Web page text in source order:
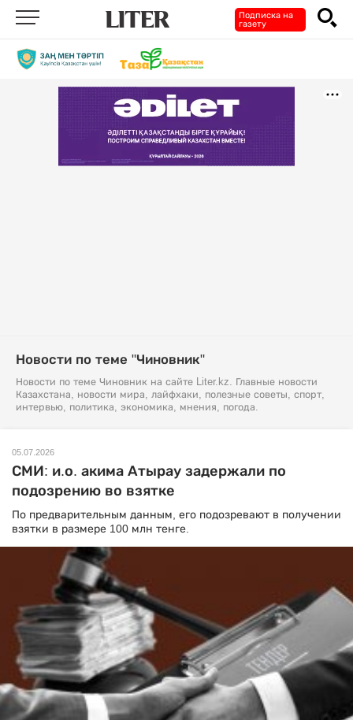
Подписка на
газету
Новости по теме "Чиновник"
Новости по теме Чиновник на сайте Liter.kz. Главные новости
Казахстана, новости мира, лайфхаки, полезные советы, спорт,
интервью, политика, экономика, мнения, погода.
05.07.2026
СМИ: и.о. акима Атырау задержали по
подозрению во взятке
По предварительным данным, его подозревают в получении
взятки в размере 100 млн тенге.